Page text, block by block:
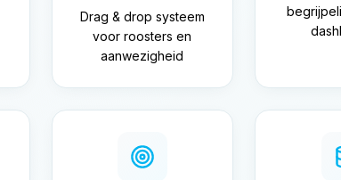
Drag & drop systeem
voor roosters en
aanwezigheid